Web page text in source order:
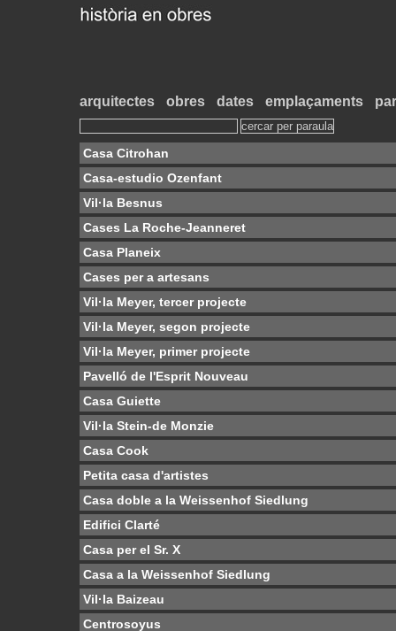
arquitectes obres dates emplaçaments
Casa Citrohan
Casa-estudio Ozenfant
Vil·la Besnus
Cases La Roche-Jeanneret
Casa Planeix
Cases per a artesans
Vil·la Meyer, tercer projecte
Vil·la Meyer, segon projecte
Vil·la Meyer, primer projecte
Pavelló de l'Esprit Nouveau
Casa Guiette
Vil·la Stein-de Monzie
Casa Cook
Petita casa d'artistes
Casa doble a la Weissenhof Siedlung
Edifici Clarté
Casa per el Sr. X
Casa a la Weissenhof Siedlung
Vil·la Baizeau
Centrosoyus